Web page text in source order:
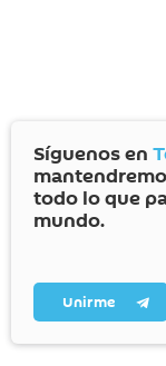
Síguenos en
todo lo que
mundo.
Unirme